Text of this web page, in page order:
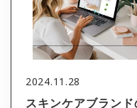
2024.11.28
スキンケアブラン